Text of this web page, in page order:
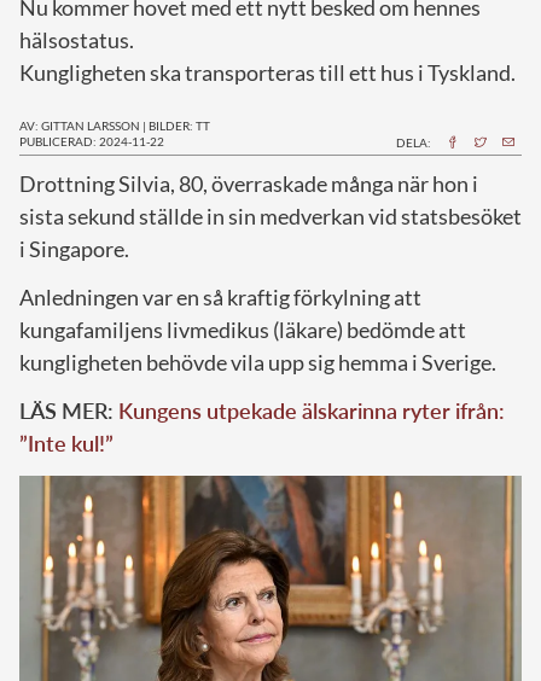
Nu kommer hovet med ett nytt besked om hennes
hälsostatus.
Kungligheten ska transporteras till ett hus i Tyskland.
AV: GITTAN LARSSON | BILDER: TT
PUBLICERAD: 2024-11-22
DELA:
Drottning Silvia, 80, överraskade många när hon i
sista sekund ställde in sin medverkan vid statsbesöket
i Singapore.
Anledningen var en så kraftig förkylning att
kungafamiljens livmedikus (läkare) bedömde att
kungligheten behövde vila upp sig hemma i Sverige.
LÄS MER: Kungens utpekade älskarinna ryter ifrån:
”Inte kul!”